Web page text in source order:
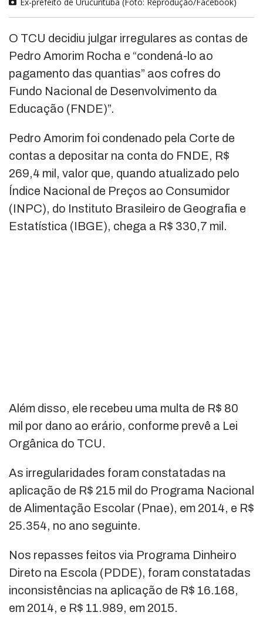
O TCU decidiu julgar irregulares as contas de
Pedro Amorim Rocha e “condená-lo ao
pagamento das quantias” aos cofres do
Fundo Nacional de Desenvolvimento da
Educação (FNDE)”.
Pedro Amorim foi condenado pela Corte de
contas a depositar na conta do FNDE, R$
269,4 mil, valor que, quando atualizado pelo
Índice Nacional de Preços ao Consumidor
(INPC), do Instituto Brasileiro de Geografia e
Estatística (IBGE), chega a R$ 330,7 mil.
Além disso, ele recebeu uma multa de R$ 80
mil por dano ao erário, conforme prevê a Lei
Orgânica do TCU.
As irregularidades foram constatadas na
aplicação de R$ 215 mil do Programa Nacional
de Alimentação Escolar (Pnae), em 2014, e R$
25.354, no ano seguinte.
Nos repasses feitos via Programa Dinheiro
Direto na Escola (PDDE), foram constatadas
inconsistências na aplicação de R$ 16.168,
em 2014, e R$ 11.989, em 2015.